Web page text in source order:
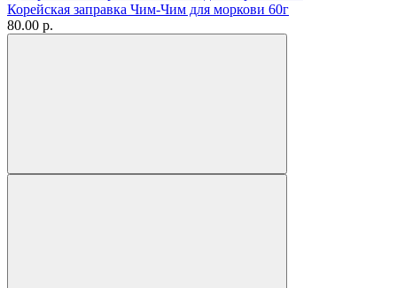
Корейская заправка Чим-Чим для моркови 60г
80.00 р.